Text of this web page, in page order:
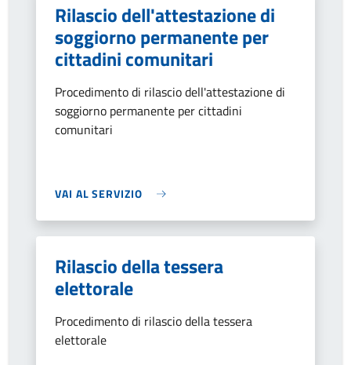
Rilascio dell'attestazione di
soggiorno permanente per
cittadini comunitari
Procedimento di rilascio dell'attestazione di
soggiorno permanente per cittadini
comunitari
VAI AL SERVIZIO
Rilascio della tessera
elettorale
Procedimento di rilascio della tessera
elettorale